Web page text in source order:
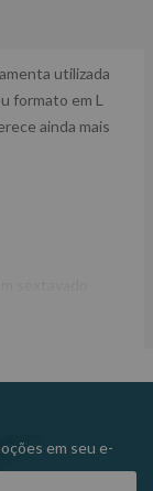
utilizada
formato em L
ainda mais
sextavado
em seu e-